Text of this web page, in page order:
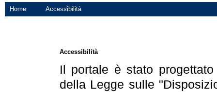
Home Accessibilità
Accessibilità
Il portale è stato
della Legge sulle